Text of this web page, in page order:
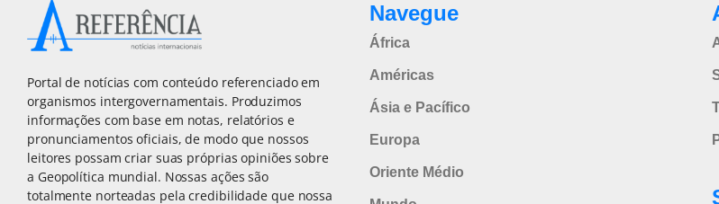
Portal de notícias com conteúdo referenciado em
organismos intergovernamentais. Produzimos
informações com base em notas, relatórios e
pronunciamentos oficiais, de modo que nossos
leitores possam criar suas próprias opiniões sobre
a Geopolítica mundial. Nossas ações são
totalmente norteadas pela credibilidade que nossa
Navegue
África
Américas
Ásia e Pacífico
Europa
Oriente Médio